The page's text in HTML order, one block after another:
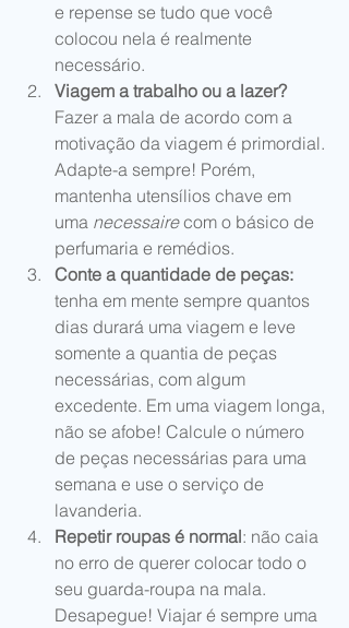
e repense se tudo que você
colocou nela é realmente
necessário.
Viagem a trabalho ou a lazer?
Fazer a mala de acordo com a
motivação da viagem é primordial.
Adapte-a sempre! Porém,
mantenha utensílios chave em
uma necessaire com o básico de
perfumaria e remédios.
Conte a quantidade de peças:
tenha em mente sempre quantos
dias durará uma viagem e leve
somente a quantia de peças
necessárias, com algum
excedente. Em uma viagem longa,
não se afobe! Calcule o número
de peças necessárias para uma
semana e use o serviço de
lavanderia.
Repetir roupas é normal: não caia
no erro de querer colocar todo o
seu guarda-roupa na mala.
Desapegue! Viajar é sempre uma